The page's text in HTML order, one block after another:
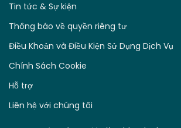
Tin tức & Sự kiện
Thông báo về quyền riêng tư
Điều Khoản và Điều Kiện Sử Dụng Dịch Vụ
Chính Sách Cookie
Hỗ trợ
Liên hệ với chúng tôi